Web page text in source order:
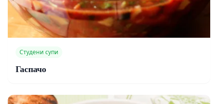
Студени супи
Гаспачо